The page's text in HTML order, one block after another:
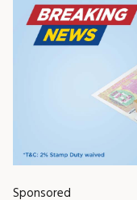
Sponsored